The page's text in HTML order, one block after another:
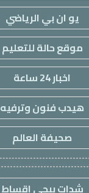
يو ان بي الرياضي
موقع حالة للتعليم
اخبار 24 ساعة
هيدب فنون وترفيه
صحيفة العالم
شدات ببجي اقساط